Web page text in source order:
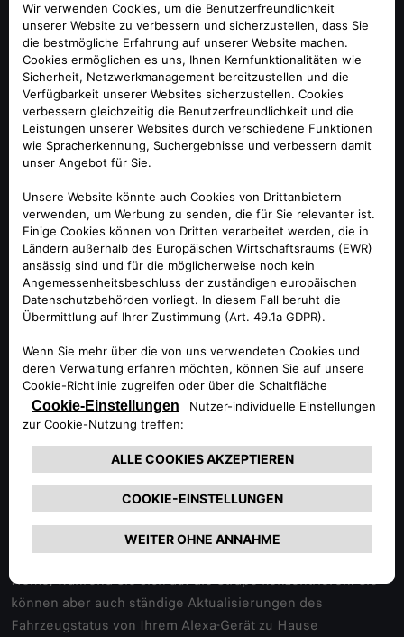
Auch Software und Konnektivität verbessern das
Fahrerlebnis, das im Mittelpunkt steht. Der Tonale ist
serienmäßig mit einem komplett neuen Infotainment-
System mit individuell anpassbarem Android
Betriebssystem und 4G-Konnektivität mit Over-the-Air-
Updates ausgestattet, das über einen volldigitalen 12,3"-
TFT-Display und einen 10,25"-Touchscreen verfügt, der eine
reibungslose, anspruchsvolle Multitasking-Schnittstelle
darstellt. Mit insgesamt 22,5 Zoll sind beide Displays die
besten in ihrem Segment.
Außerdem ist der Alfa Romeo Tonale das weltweit erste
Fahrzeug mit NFT-Technologie (Non-Fungible Token) – eine
echte Innovation im Automobilsektor. Das digitale NFT-
nicht fälschbaren Aufzeichnung der wichtigsten Etappen im
Leben jedes einzelnen Fahrzeugs. Mit dem Einverständnis
des Kunden werden Fahrzeugdaten als Garantie für die
ordnungsgemäße Wartung des Fahrzeugs aufgezeichnet,
was sich positiv auf dessen Restwert auswirkt.
Eine weitere Innovation des Alfa Romeo Tonale ist der
integrierte Sprachassistent Amazon Alexa: Suchen Sie nach
Sehenswürdigkeiten, fügen Sie Produkte zu Ihrer
Einkaufsliste hinzu oder steuern Sie Geräte in Ihrem Smart
Home, während Sie sich auf die Straße konzentrieren. Sie
können aber auch ständige Aktualisierungen des
Fahrzeugstatus von Ihrem Alexa-Gerät zu Hause